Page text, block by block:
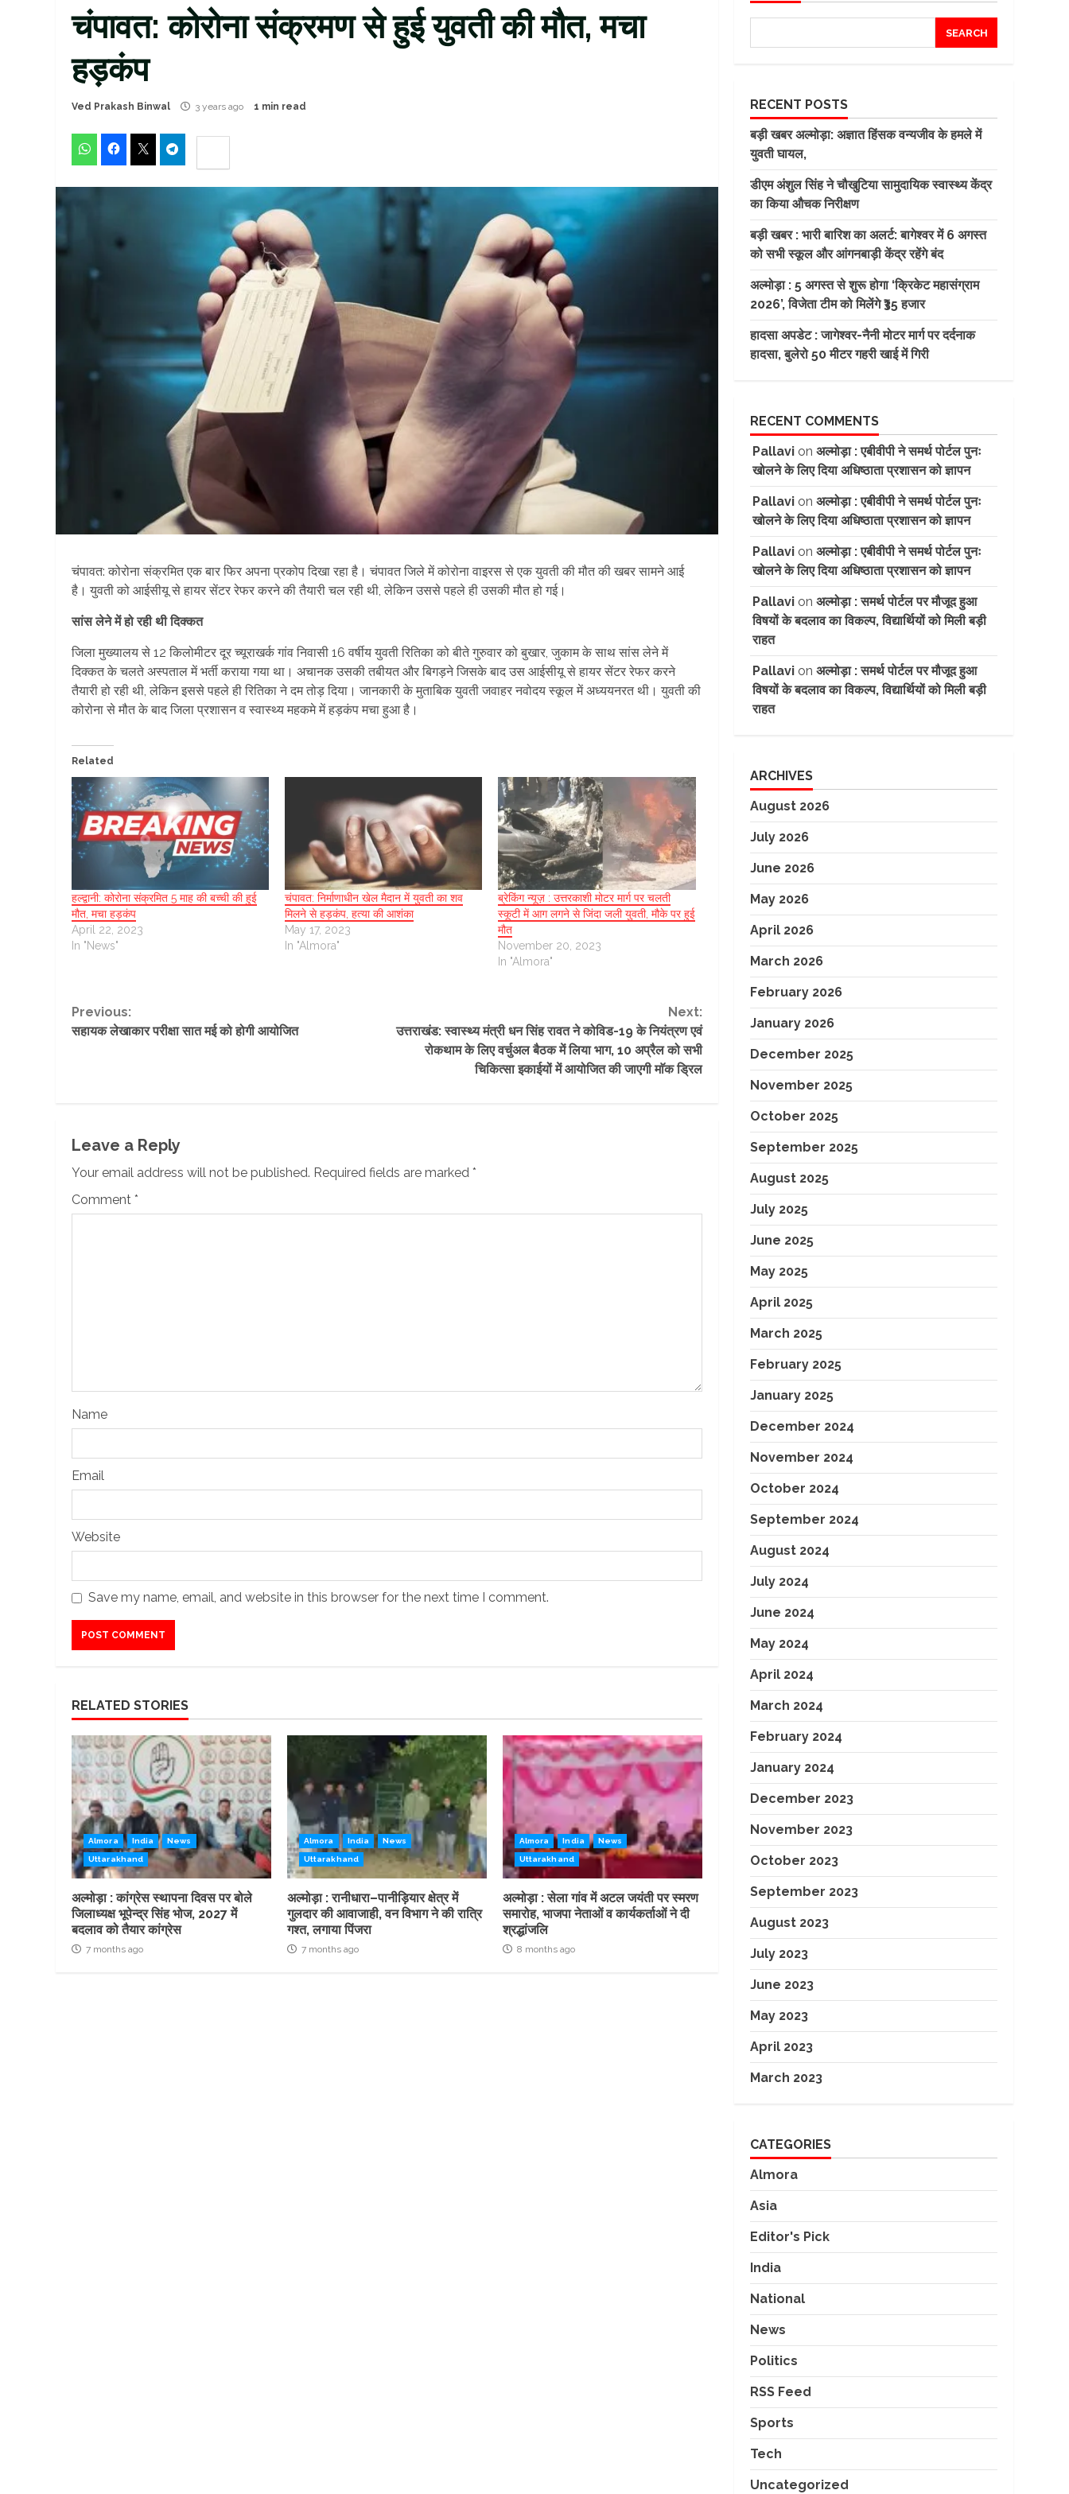
चंपावत: कोरोना संक्रमण से हुई युवती की मौत, मचा
हड़कंप
Ved Prakash Binwal 3 years ago 1 min read
चंपावत: कोरोना संक्रमित एक बार फिर अपना प्रकोप दिखा रहा है। चंपावत जिले में कोरोना वाइरस से एक युवती की मौत की खबर सामने आई
है। युवती को आईसीयू से हायर सेंटर रेफर करने की तैयारी चल रही थी, लेकिन उससे पहले ही उसकी मौत हो गई।
सांस लेने में हो रही थी दिक्कत
जिला मुख्यालय से 12 किलोमीटर दूर च्यूराखर्क गांव निवासी 16 वर्षीय युवती रितिका को बीते गुरुवार को बुखार, जुकाम के साथ सांस लेने में
दिक्कत के चलते अस्पताल में भर्ती कराया गया था। अचानक उसकी तबीयत और बिगड़ने जिसके बाद उस आईसीयू से हायर सेंटर रेफर करने
तैयारी हो रही थी, लेकिन इससे पहले ही रितिका ने दम तोड़ दिया। जानकारी के मुताबिक युवती जवाहर नवोदय स्कूल में अध्ययनरत थी। युवती की
कोरोना से मौत के बाद जिला प्रशासन व स्वास्थ्य महकमे में हड़कंप मचा हुआ है।
Related
हल्द्वानी: कोरोना संक्रमित 5 माह की बच्ची की हुई
मौत, मचा हड़कंप
April 22, 2023
In "News"
चंपावत: निर्माणाधीन खेल मैदान में युवती का शव
मिलने से हड़कंप, हत्या की आशंका
May 17, 2023
In "Almora"
ब्रेकिंग न्यूज़ : उत्तरकाशी मोटर मार्ग पर चलती
स्कूटी में आग लगने से जिंदा जली युवती, मौके पर हुई
मौत
November 20, 2023
In "Almora"
Continue
Previous:
सहायक लेखाकार परीक्षा सात मई को होगी आयोजित
Next:
उत्तराखंड: स्वास्थ्य मंत्री धन सिंह रावत ने कोविड-19 के नियंत्रण एवं
रोकथाम के लिए वर्चुअल बैठक में लिया भाग, 10 अप्रैल को सभी
चिकित्सा इकाईयों में आयोजित की जाएगी माॅक ड्रिल
Leave a Reply
Your email address will not be published. Required fields are marked *
Comment *
Name
Email
Website
Save my name, email, and website in this browser for the next time I comment.
RELATED STORIES
Almora India News
Uttarakhand
अल्मोड़ा : कांग्रेस स्थापना दिवस पर बोले
जिलाध्यक्ष भूपेन्द्र सिंह भोज, 2027 में
बदलाव को तैयार कांग्रेस
7 months ago
Almora India News
Uttarakhand
अल्मोड़ा : रानीधारा–पानीड़ियार क्षेत्र में
गुलदार की आवाजाही, वन विभाग ने की रात्रि
गश्त, लगाया पिंजरा
7 months ago
Almora India News
Uttarakhand
अल्मोड़ा : सेला गांव में अटल जयंती पर स्मरण
समारोह, भाजपा नेताओं व कार्यकर्ताओं ने दी
श्रद्धांजलि
8 months ago
SEARCH
RECENT POSTS
बड़ी खबर अल्मोड़ा: अज्ञात हिंसक वन्यजीव के हमले में
युवती घायल,
डीएम अंशुल सिंह ने चौखुटिया सामुदायिक स्वास्थ्य केंद्र
का किया औचक निरीक्षण
बड़ी खबर : भारी बारिश का अलर्ट: बागेश्वर में 6 अगस्त
को सभी स्कूल और आंगनबाड़ी केंद्र रहेंगे बंद
अल्मोड़ा : 5 अगस्त से शुरू होगा ‘क्रिकेट महासंग्राम
2026’, विजेता टीम को मिलेंगे ₹35 हजार
हादसा अपडेट : जागेश्वर-नैनी मोटर मार्ग पर दर्दनाक
हादसा, बुलेरो 50 मीटर गहरी खाई में गिरी
RECENT COMMENTS
Pallavion अल्मोड़ा : एबीवीपी ने समर्थ पोर्टल पुनः
खोलने के लिए दिया अधिष्ठाता प्रशासन को ज्ञापन
Pallavion अल्मोड़ा : एबीवीपी ने समर्थ पोर्टल पुनः
खोलने के लिए दिया अधिष्ठाता प्रशासन को ज्ञापन
Pallavion अल्मोड़ा : एबीवीपी ने समर्थ पोर्टल पुनः
खोलने के लिए दिया अधिष्ठाता प्रशासन को ज्ञापन
Pallavion अल्मोड़ा : समर्थ पोर्टल पर मौजूद हुआ
विषयों के बदलाव का विकल्प, विद्यार्थियों को मिली बड़ी
राहत
Pallavion अल्मोड़ा : समर्थ पोर्टल पर मौजूद हुआ
विषयों के बदलाव का विकल्प, विद्यार्थियों को मिली बड़ी
राहत
ARCHIVES
August 2026
July 2026
June 2026
May 2026
April 2026
March 2026
February 2026
January 2026
December 2025
November 2025
October 2025
September 2025
August 2025
July 2025
June 2025
May 2025
April 2025
March 2025
February 2025
January 2025
December 2024
November 2024
October 2024
September 2024
August 2024
July 2024
June 2024
May 2024
April 2024
March 2024
February 2024
January 2024
December 2023
November 2023
October 2023
September 2023
August 2023
July 2023
June 2023
May 2023
April 2023
March 2023
CATEGORIES
Almora
Asia
Editor's Pick
India
National
News
Politics
RSS Feed
Sports
Tech
Uncategorized